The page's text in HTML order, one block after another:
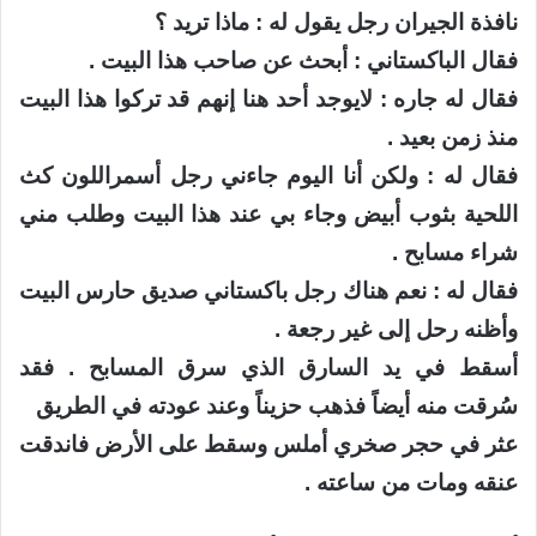
نافذة الجيران رجل يقول له : ماذا تريد ؟
فقال الباكستاني : أبحث عن صاحب هذا البيت .
فقال له جاره : لايوجد أحد هنا إنهم قد تركوا هذا البيت
منذ زمن بعيد .
فقال له : ولكن أنا اليوم جاءني رجل أسمراللون كث
اللحية بثوب أبيض وجاء بي عند هذا البيت وطلب مني
شراء مسابح .
فقال له : نعم هناك رجل باكستاني صديق حارس البيت
وأظنه رحل إلى غير رجعة .
أسقط في يد السارق الذي سرق المسابح . فقد
سُرقت منه أيضاً فذهب حزيناً وعند عودته في الطريق
عثر في حجر صخري أملس وسقط على الأرض فاندقت
عنقه ومات من ساعته .